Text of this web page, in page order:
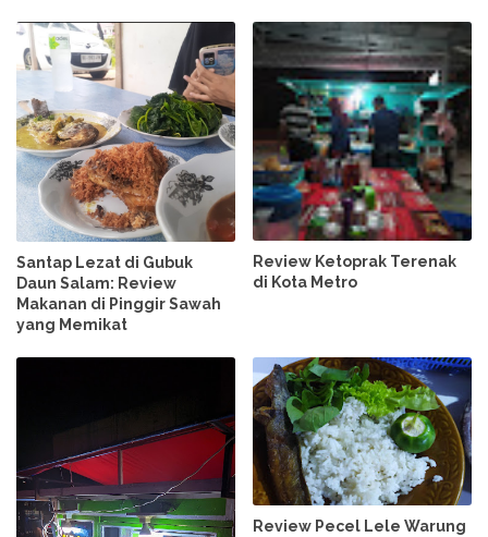
Santap Lezat di Gubuk
Daun Salam: Review
Makanan di Pinggir Sawah
yang Memikat
Review Ketoprak Terenak
di Kota Metro
Review Pecel Lele Warung